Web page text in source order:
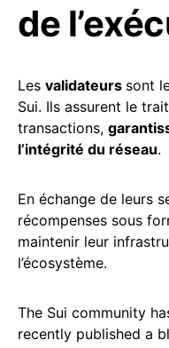
de
Les validateurs sont
Sui. Ils assurent le
transactions,
l’intégrité du réseau.
En échange de leurs
récompenses sous
maintenir leur
l’écosystème.
The Sui community
recently published a